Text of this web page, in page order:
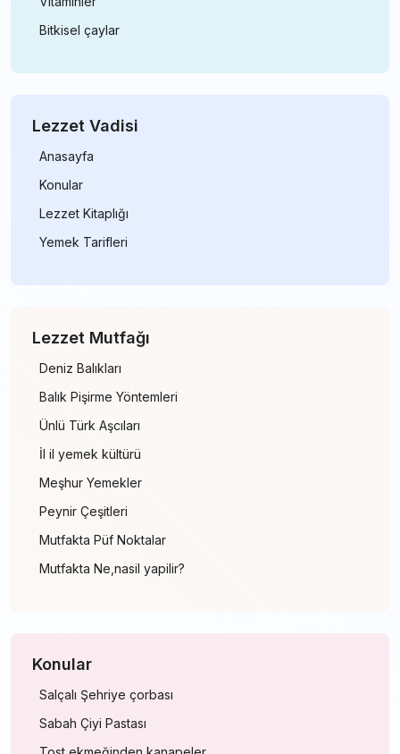
Bitkisel çaylar
Lezzet Vadisi
Anasayfa
Konular
Lezzet Kitaplığı
Yemek Tarifleri
Lezzet Mutfağı
Deniz Balıkları
Balık Pişirme Yöntemleri
Ünlü Türk Aşcıları
İl il yemek kültürü
Meşhur Yemekler
Peynir Çeşitleri
Mutfakta Püf Noktalar
Mutfakta Ne,nasil yapilir?
Konular
Salçalı Şehriye çorbası
Sabah Çiyi Pastası